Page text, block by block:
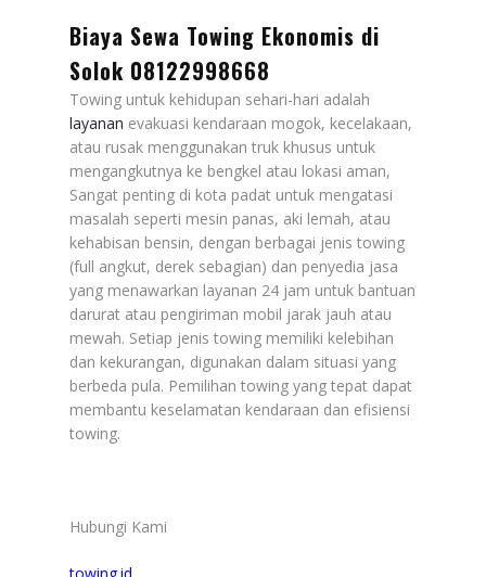
Biaya Sewa Towing Ekonomis di
Solok 08122998668
Towing untuk kehidupan sehari-hari adalah
layanan evakuasi kendaraan mogok, kecelakaan,
atau rusak menggunakan truk khusus untuk
mengangkutnya ke bengkel atau lokasi aman,
Sangat penting di kota padat untuk mengatasi
masalah seperti mesin panas, aki lemah, atau
kehabisan bensin, dengan berbagai jenis towing
(full angkut, derek sebagian) dan penyedia jasa
yang menawarkan layanan 24 jam untuk bantuan
darurat atau pengiriman mobil jarak jauh atau
mewah. Setiap jenis towing memiliki kelebihan
dan kekurangan, digunakan dalam situasi yang
berbeda pula. Pemilihan towing yang tepat dapat
membantu keselamatan kendaraan dan efisiensi
towing.
Hubungi Kami
towing.id